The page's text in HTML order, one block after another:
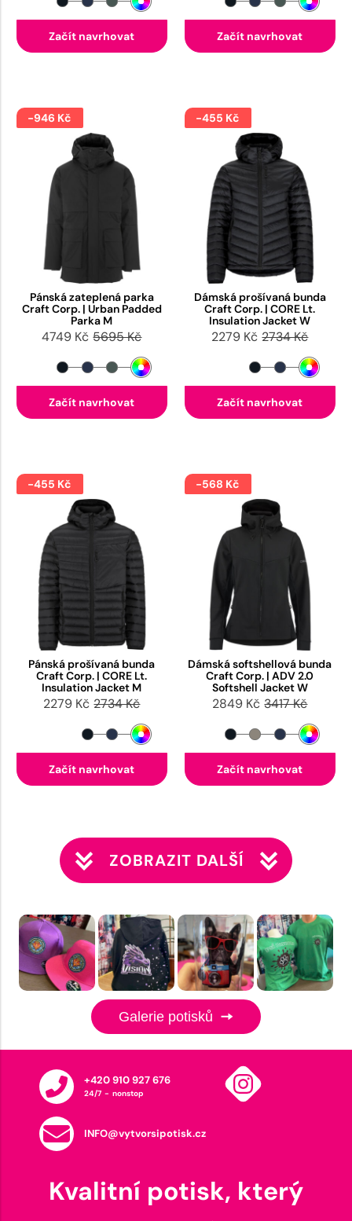
Začít navrhovat Začít navrhovat
-946 Kč
Pánská zateplená parka
Craft Corp. | Urban Padded
Parka M
4749 Kč 5695 Kč
Začít navrhovat
-455 Kč
Dámská prošívaná bunda
Craft Corp. | CORE Lt.
Insulation Jacket W
2279 Kč 2734 Kč
Začít navrhovat
-455 Kč
Pánská prošívaná bunda
Craft Corp. | CORE Lt.
Insulation Jacket M
2279 Kč 2734 Kč
Začít navrhovat
-568 Kč
Dámská softshellová bunda
Craft Corp. | ADV 2.0
Softshell Jacket W
2849 Kč 3417 Kč
Začít navrhovat
ZOBRAZIT DALŠÍ
Galerie potisků
+420 910 927 676
24/7 - nonstop
INFO@vytvorsipotisk.cz
Kvalitní potisk, který